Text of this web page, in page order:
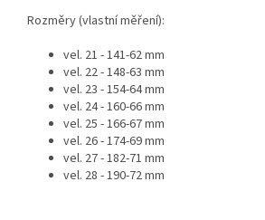
Rozměry (vlastní měření):
vel. 21 - 141-62 mm
vel. 22 - 148-63 mm
vel. 23 - 154-64 mm
vel. 24 - 160-66 mm
vel. 25 - 166-67 mm
vel. 26 - 174-69 mm
vel. 27 - 182-71 mm
vel. 28 - 190-72 mm